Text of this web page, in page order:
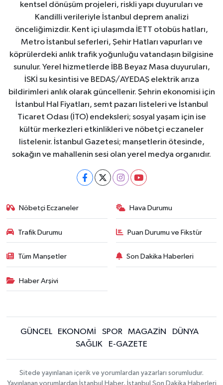
kentsel dönüşüm projeleri, riskli yapı duyuruları ve
Kandilli verileriyle İstanbul deprem analizi
önceliğimizdir. Kent içi ulaşımda İETT otobüs hatları,
Metro İstanbul seferleri, Şehir Hatları vapurları ve
köprülerdeki anlık trafik yoğunluğu vatandaşın bilgisine
sunulur. Yerel hizmetlerde İBB Beyaz Masa duyuruları,
İSKİ su kesintisi ve BEDAŞ/AYEDAŞ elektrik arıza
bildirimleri anlık olarak güncellenir. Şehrin ekonomisi için
İstanbul Hal Fiyatları, semt pazarı listeleri ve İstanbul
Ticaret Odası (İTO) endeksleri; sosyal yaşam için ise
kültür merkezleri etkinlikleri ve nöbetçi eczaneler
listelenir. İstanbul Gazetesi; manşetlerin ötesinde,
sokağın ve mahallenin sesi olan yerel medya organıdır.
Nöbetçi Eczaneler Hava Durumu
Trafik Durumu Puan Durumu ve Fikstür
Tüm Manşetler Son Dakika Haberleri
Haber Arşivi
GÜNCEL EKONOMİ SPOR MAGAZİN
DÜNYA
SAĞLIK
E-GAZETE
Sitede yayınlanan içerik ve yorumlardan yazarları sorumludur.